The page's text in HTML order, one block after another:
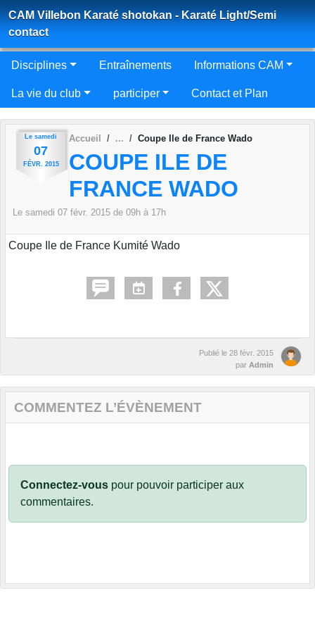
CAM Villebon Karaté shotokan - Karaté Light/Semi
contact
Disciplines Entraînements Informations CAM
La vie du club participer Contact et Plan
Le samedi
07
FÉVR. 2015
Accueil Coupe Ile de France Wado
COUPE ILE DE
FRANCE WADO
Le samedi 07 févr. 2015 de 09h à 17h
Coupe Ile de France Kumité Wado
Publié le 28 févr. 2015
par Admin
COMMENTEZ L’ÉVÈNEMENT
Connectez-vous pour pouvoir participer aux
commentaires.
Panneau de gestion des cookies